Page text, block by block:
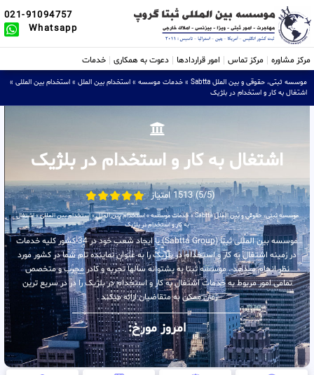
021-91094757
Whatsapp
مرکز مشاوره مرکز تماس امور قراردادها دعوت به همکاری خدمات
موسسه ثبتی، حقوقی و بین الملل Sabtta » خدمات موسسه » استخدام بین الملل » استخدام بین المللی »
اشتغال به کار و استخدام در بلژیک
اشتغال به کار و استخدام در بلژیک
(5/5) 1513 امتیاز
موسسه ثبتی، حقوقی و بین الملل Sabtta »خدمات موسسه»استخدام بین الملل»استخدام بین المللی»اشتغال
به کار و استخدام در بلژیک
موسسه بین المللی ثبتا (Sabtta Group) با ایجاد شعب خود در 34 کشور کلیه خدمات
در زمینه اشتغال به کار و استخدام در بلژیک را به عنوان نماینده تام شما در کشور مورد
نظر انجام میدهد . موسسه ثبتا به پشتوانه سالها تجربه و کادر مجرب و متخصص
تمامی امور مربوط به خدمات اشتغال به کار و استخدام در بلژیک را در در سریع ترین
زمان ممکن به متقاضیان ارائه میکند .
امروز مورخ: